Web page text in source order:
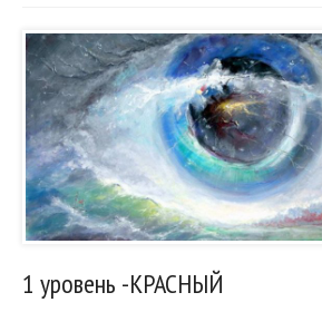
1 уровень -КРАСНЫЙ